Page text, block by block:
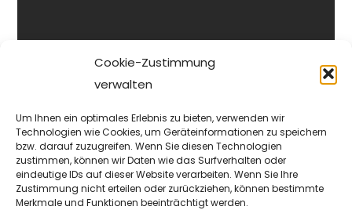
Cookie-Zustimmung
verwalten
Um Ihnen ein optimales Erlebnis zu bieten, verwenden wir
Technologien wie Cookies, um Geräteinformationen zu speichern
bzw. darauf zuzugreifen. Wenn Sie diesen Technologien
zustimmen, können wir Daten wie das Surfverhalten oder
eindeutige IDs auf dieser Website verarbeiten. Wenn Sie Ihre
Zustimmung nicht erteilen oder zurückziehen, können bestimmte
Merkmale und Funktionen beeinträchtigt werden.
INFORMATIONEN, VIDEOS 10. OKTOBER 2025
Docker, Portainer und Paperless-ngx